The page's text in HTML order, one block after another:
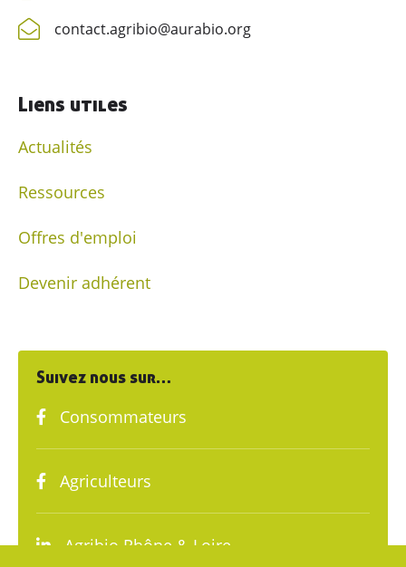
contact.agribio@aurabio.org
Liens utiles
Actualités
Ressources
Offres d'emploi
Devenir adhérent
Suivez nous sur…
Consommateurs
Agriculteurs
Agribio Rhône & Loire